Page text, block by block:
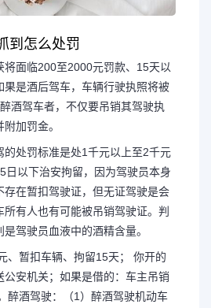
到怎么处罚
将面临200至2000元罚款、15天以
果是酒后驾车，车辆行驶执照将被
酒驾车者，不仅要吊销其驾驶执
加罚金。
的处罚标准是处1千元以上至2千元
日以下治安拘留，因为驾驶员本身
存在暂扣驾驶证，但无证驾驶是会
有人也有可能被吊销驾驶证。判
驾驶员血液中的酒精含量。
、暂扣车辆、拘留15天； 你开的
公安机关；如果是借的：车主吊销
醉酒驾驶：（1）醉酒驾驶机动车